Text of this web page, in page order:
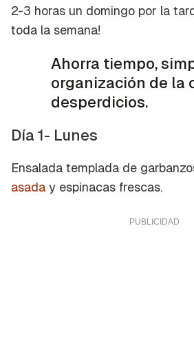
2-3 horas un domingo por la
toda la semana!
Ahorra tiempo,
organización de la
desperdicios.
Día 1- Lunes
Ensalada templada de
asada y espinacas frescas.